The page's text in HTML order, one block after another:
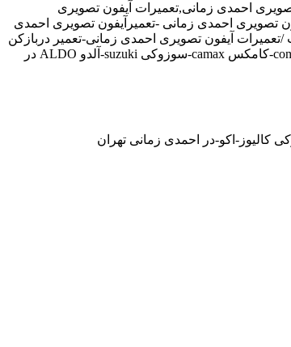
احمدی زمانی,تعمیرات آیفون تصویری
تصویری احمدی زمانی -تعمیرآیفون تصویری احمدی
آیفون تصویری احمدی زمانی-تعمیر دربازکن
تصویری در احمدی زمانی تهران-تعمیرکار آیفون تصویری در احمدی زمانی-نمایندگی آیفون تصویری تابا-tabaالکتروپیک,سیماران-simaran-کوماکس commax-کامکس camax-سوزوکی suzuki-آلدو ALDO در
کالیوز-اکو-در احمدی زمانی تهران